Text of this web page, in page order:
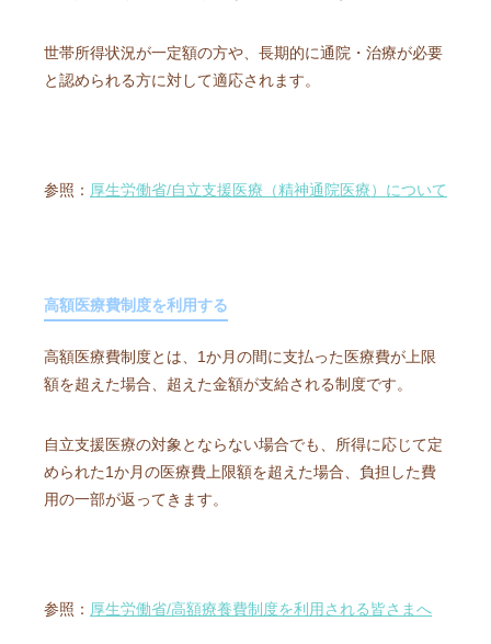
世帯所得状況が一定額の方や、長期的に通院・治療が必要
と認められる方に対して適応されます。
参照： 厚生労働省/自立支援医療（精神通院医療）について
高額医療費制度を利用する
高額医療費制度とは、1か月の間に支払った医療費が上限
額を超えた場合、超えた金額が支給される制度です。
自立支援医療の対象とならない場合でも、所得に応じて定
められた1か月の医療費上限額を超えた場合、負担した費
用の一部が返ってきます。
参照： 厚生労働省/高額療養費制度を利用される皆さまへ